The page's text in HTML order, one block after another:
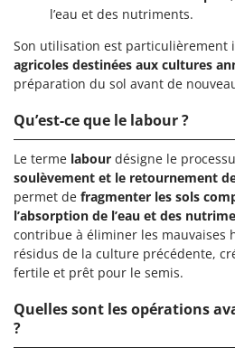
l’eau et des nutriments.
Son utilisation est particulièrement
agricoles destinées aux cultures
préparation du sol avant de
Qu’est-ce que le labour ?
Le terme labour désigne le
soulèvement et le retournement
permet de fragmenter les sols
l’absorption de l’eau et des
contribue à éliminer les mauvaises
résidus de la culture précédente,
fertile et prêt pour le semis.
Quelles sont les opérations
?